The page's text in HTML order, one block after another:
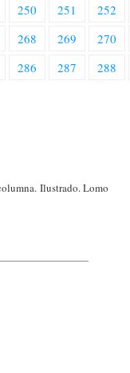
250 251 252
268 269 270
286 287 288
Ilustrado. Lomo